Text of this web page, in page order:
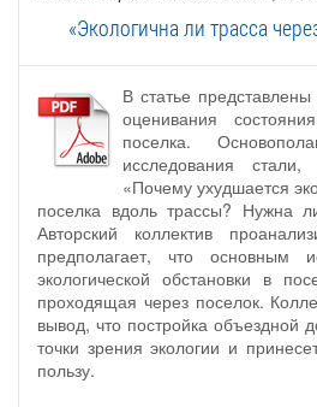
«Экологична ли трасса
В статье
оценивания
поселка.
исследования
«Почему ухудшается
поселка вдоль трассы? Нужна
Авторский коллектив
предполагает, что основным
экологической обстановки в
проходящая через поселок.
вывод, что постройка объездной
точки зрения экологии и
пользу.